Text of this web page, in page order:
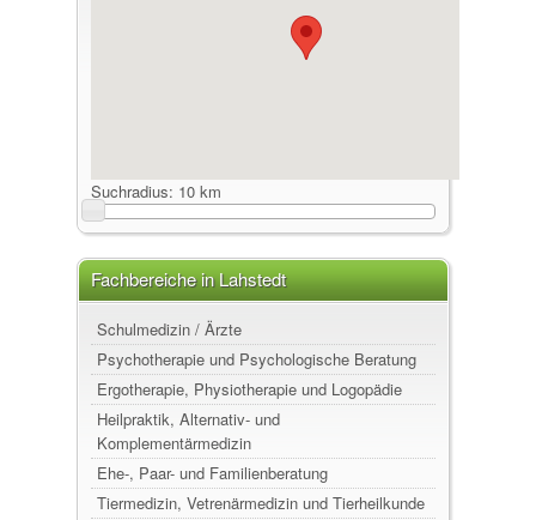
Suchradius: 10 km
Fachbereiche in Lahstedt
Schulmedizin / Ärzte
Psychotherapie und Psychologische Beratung
Ergotherapie, Physiotherapie und Logopädie
Heilpraktik, Alternativ- und
Komplementärmedizin
Ehe-, Paar- und Familienberatung
Tiermedizin, Vetrenärmedizin und Tierheilkunde